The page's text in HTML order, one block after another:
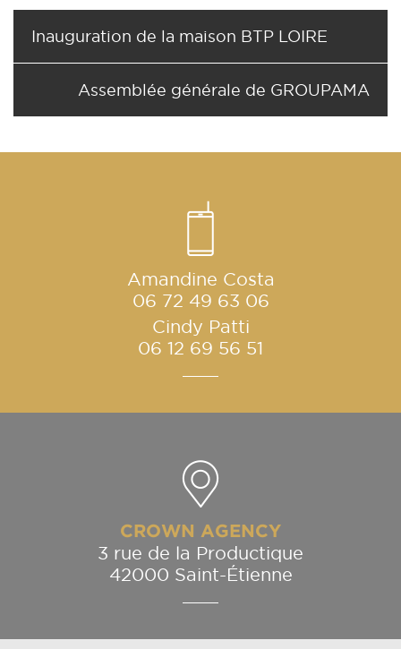
Inauguration de la maison BTP LOIRE
Assemblée générale de GROUPAMA
Amandine Costa
06 72 49 63 06
Cindy Patti
06 12 69 56 51
CROWN AGENCY
3 rue de la Productique
42000 Saint-Étienne